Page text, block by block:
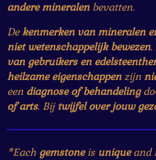
andere mineralenbevatten.
Dekenmerken van mineralen
niet wetenschappelijk bewezen.
van gebruikers en
heilzame eigenschappenzijn
een diagnose of behandeling
of arts. Bijtwijfel over jouw
*Each gemstoneis uniqueand